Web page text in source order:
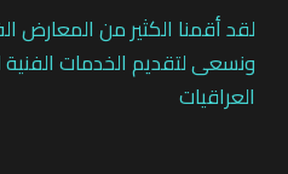
لقد أقمنا الكثير من المعارض
ونسعى لتقديم الخدمات الفنية
العراقيات